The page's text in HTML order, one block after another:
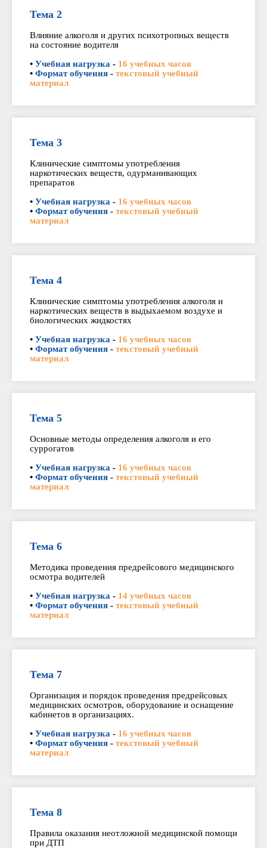
Тема 2
Влияние алкоголя и других психотропных веществ
на состояние водителя
• Учебная нагрузка - 16 учебных часов
• Формат обучения - текстовый учебный
материал
Тема 3
Клинические симптомы употребления
наркотических веществ, одурманивающих
препаратов
• Учебная нагрузка - 16 учебных часов
• Формат обучения - текстовый учебный
материал
Тема 4
Клинические симптомы употребления алкоголя и
наркотических веществ в выдыхаемом воздухе и
биологических жидкостях
• Учебная нагрузка - 16 учебных часов
• Формат обучения - текстовый учебный
материал
Тема 5
Основные методы определения алкоголя и его
суррогатов
• Учебная нагрузка - 16 учебных часов
• Формат обучения - текстовый учебный
материал
Тема 6
Методика проведения предрейсового медицинского
осмотра водителей
• Учебная нагрузка - 14 учебных часов
• Формат обучения - текстовый учебный
материал
Тема 7
Организация и порядок проведения предрейсовых
медицинских осмотров, оборудование и оснащение
кабинетов в организациях.
• Учебная нагрузка - 16 учебных часов
• Формат обучения - текстовый учебный
материал
Тема 8
Правила оказания неотложной медицинской помощи
при ДТП